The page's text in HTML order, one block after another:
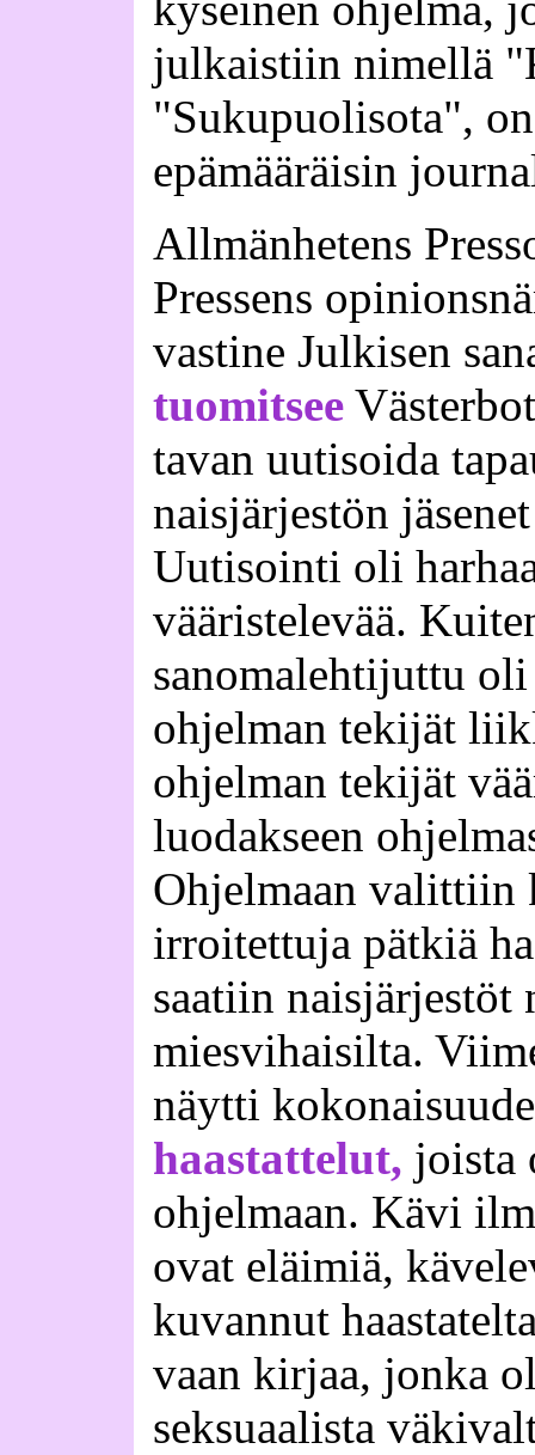
julkaistiin nimellä
"Sukupuolisota",
epämääräisin
Allmänhetens
Pressens
vastine Julkisen
tuomitsee
tavan uutisoida
naisjärjestön
Uutisointi oli
vääristelevää.
sanomalehtijuttu
ohjelman tekijät
ohjelman tekijät
luodakseen
Ohjelmaan valittiin
irroitettuja pätkiä
saatiin naisjärjestöt
miesvihaisilta.
näytti
haastattelut, joista
ohjelmaan. Kävi
ovat eläimiä,
kuvannut
vaan kirjaa, jonka
seksuaalista